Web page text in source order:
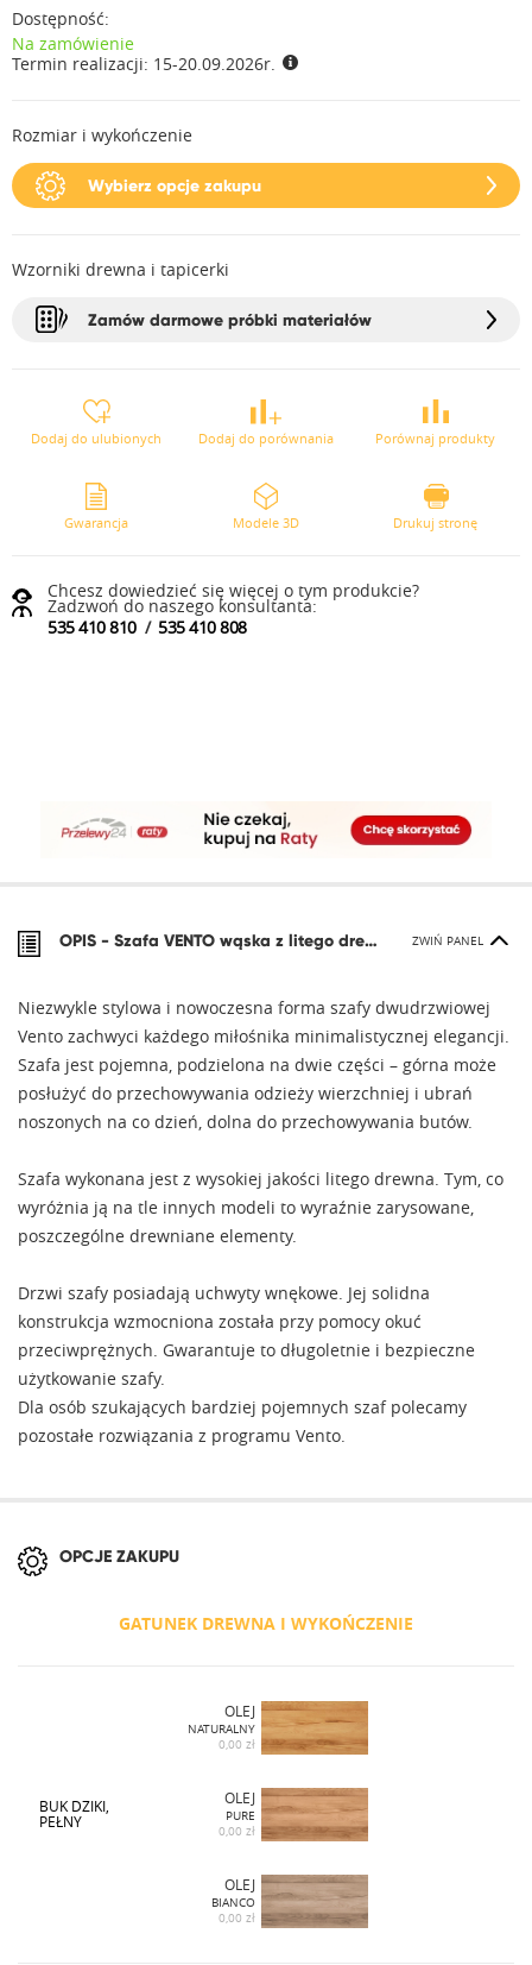
Dostępność:
Na zamówienie
Termin realizacji: 15-20.09.2026r.
Rozmiar i wykończenie
Wybierz opcje zakupu
Wzorniki drewna i tapicerki
Zamów darmowe próbki materiałów
Dodaj do ulubionych Dodaj do porównania Porównaj produkty
Gwarancja Modele 3D Drukuj stronę
Chcesz dowiedzieć się więcej o tym produkcie?
Zadzwoń do naszego konsultanta:
535 410 810/ 535 410 808
OPIS - Szafa VENTO wąska z litego drewna ZWIŃ PANEL
Niezwykle stylowa i nowoczesna forma szafy dwudrzwiowej
Vento zachwyci każdego miłośnika minimalistycznej elegancji.
Szafa jest pojemna, podzielona na dwie części – górna może
posłużyć do przechowywania odzieży wierzchniej i ubrań
noszonych na co dzień, dolna do przechowywania butów.
Szafa wykonana jest z wysokiej jakości litego drewna. Tym, co
wyróżnia ją na tle innych modeli to wyraźnie zarysowane,
poszczególne drewniane elementy.
Drzwi szafy posiadają uchwyty wnękowe. Jej solidna
konstrukcja wzmocniona została przy pomocy okuć
przeciwprężnych. Gwarantuje to długoletnie i bezpieczne
użytkowanie szafy.
Dla osób szukających bardziej pojemnych szaf polecamy
pozostałe rozwiązania z programu Vento.
OPCJE ZAKUPU
GATUNEK DREWNA I WYKOŃCZENIE
BUK DZIKI,
PEŁNY
OLEJ
NATURALNY
0,00 zł
OLEJ
PURE
0,00 zł
OLEJ
BIANCO
0,00 zł